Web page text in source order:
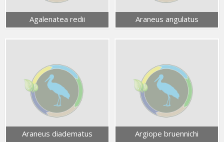
Agalenatea redii Araneus angulatus
Araneus diadematus Argiope bruennichi